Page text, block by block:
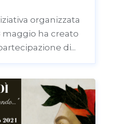
organizzata
maggio ha creato
di...